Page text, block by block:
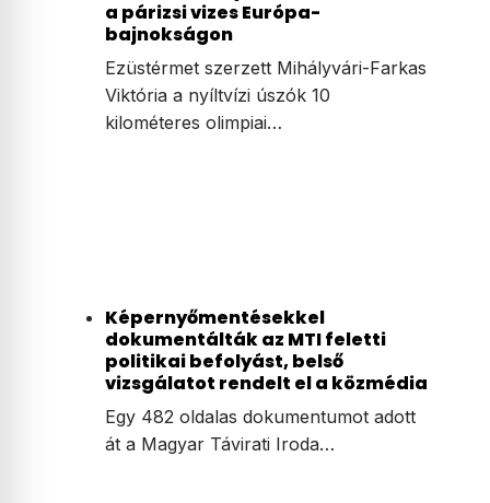
a párizsi vizes Európa-
bajnokságon
Ezüstérmet szerzett Mihályvári-Farkas
Viktória a nyíltvízi úszók 10
kilométeres olimpiai…
Képernyőmentésekkel
dokumentálták az MTI feletti
politikai befolyást, belső
vizsgálatot rendelt el a közmédia
Egy 482 oldalas dokumentumot adott
át a Magyar Távirati Iroda…